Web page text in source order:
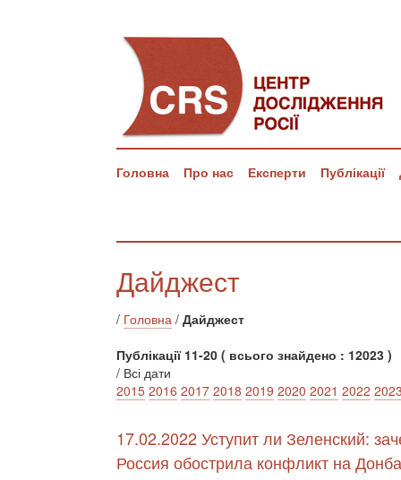
Головна Про нас Експерти Публікації
Дайджест
/ Головна / Дайджест
Публікації 11-20 ( всього знайдено : 12023 )
/ Всі дати
2015 2016 2017 2018 2019 2020 2021 2022
17.02.2022 Уступит ли Зеленский:
Россия обострила конфликт на